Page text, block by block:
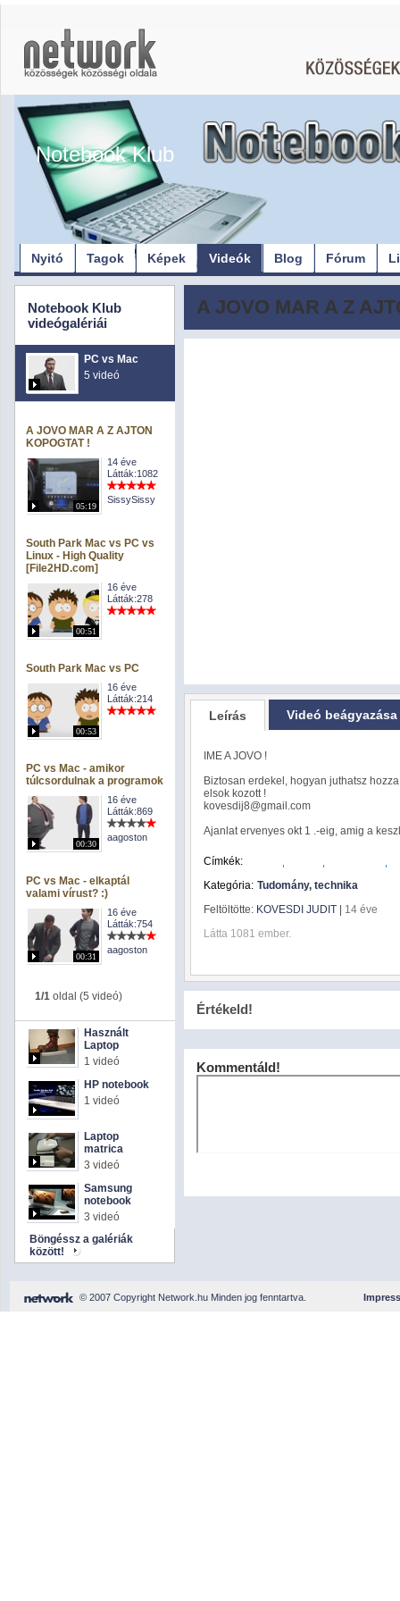
Notebook Klub
Nyitó Tagok Képek Videók Blog Fórum
Notebook Klub
videógalériái
PC vs Mac
5 videó
A JOVO MAR A Z AJTON
KOPOGTAT !
05:19
14 éve
Látták:1082
SissySissy
South Park Mac vs PC vs
Linux - High Quality
[File2HD.com]
00:51
16 éve
Látták:278
South Park Mac vs PC
00:53
16 éve
Látták:214
PC vs Mac - amikor
túlcsordulnak a programok
00:30
16 éve
Látták:869
aagoston
PC vs Mac - elkaptál
valami vírust? :)
00:31
16 éve
Látták:754
aagoston
1/1 oldal (5 videó)
Használt
Laptop
1 videó
HP notebook
1 videó
Laptop
matrica
3 videó
Samsung
notebook
3 videó
Böngéssz a galériák
között!
A JOVO MAR A Z
Leírás Videó beágyazása
IME A JOVO !
Biztosan erdekel, hogyan juthatsz
elsok kozott !
kovesdij8@gmail.com
Ajanlat ervenyes okt 1 .-eig, amig a
Címkék:
Kategória: Tudomány, technika
Feltöltötte: KOVESDI JUDIT
14 éve
Látta 1081 ember.
Értékeld!
Kommentáld!
© 2007 Copyright Network.hu Minden jog fenntartva.